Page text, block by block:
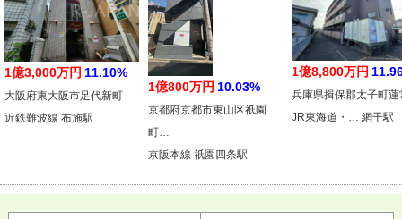
1億3,000万円 11.10%
大阪府東大阪市足代新町
近鉄難波線 布施駅
1億800万円 10.03%
京都府京都市東山区祇園
町…
京阪本線 祇園四条駅
1億8,800万円
兵庫県揖保郡太子町蓮
JR東海道・… 網干駅